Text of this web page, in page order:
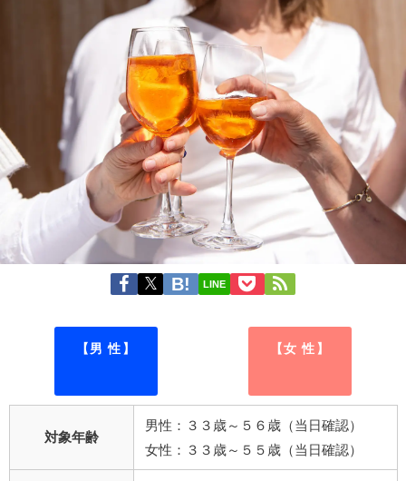
LINE
【男 性】 【女 性】
対象年齢
男性：３３歳～５６歳（当日確認）
女性：３３歳～５５歳（当日確認）